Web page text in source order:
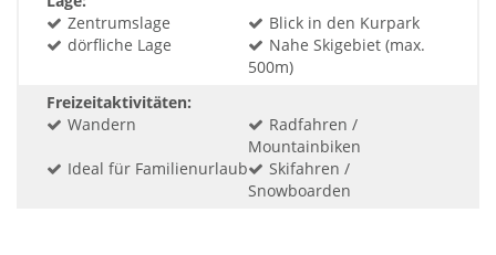
Zentrumslage
Blick in den Kurpark
dörfliche Lage
Nahe Skigebiet (max.
500m)
Freizeitaktivitäten:
Wandern
Radfahren /
Mountainbiken
Ideal für Familienurlaub
Skifahren /
Snowboarden